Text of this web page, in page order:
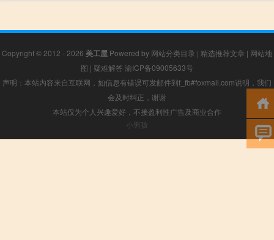
Copyright © 2012 - 2026 美工屋 Powered by 网站分类目录 | 精选推荐文章 | 网站地
图 | 疑难解答 渝ICP备09005633号
声明：本站内容来自互联网，如信息有错误可发邮件到f_fb#foxmail.com说明，我们
会及时纠正，谢谢
本站仅为个人兴趣爱好，不接盈利性广告及商业合作
小男孩